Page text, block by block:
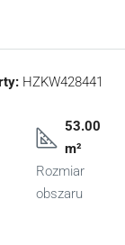
HZKW428441
53.00
m²
Rozmiar
obszaru